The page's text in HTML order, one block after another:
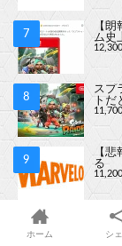
【
ム史
スプ
トだ
【
る
【
えて
ホーム シ